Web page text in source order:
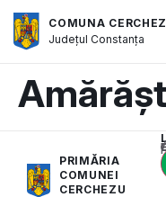
COMUNA
JudețulConstanța
PRIMĂRIA
COMUNEI
CERCHEZU
Acest